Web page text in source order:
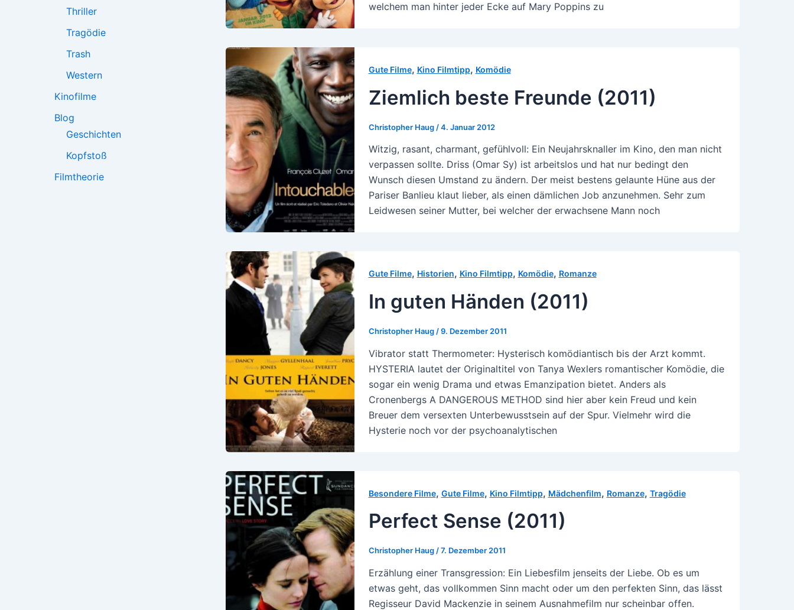
Thriller
Tragödie
Trash
Western
Kinofilme
Blog
Geschichten
Kopfstoß
Filmtheorie
welchem man hinter jeder Ecke auf Mary Poppins zu
Gute Filme, Kino Filmtipp, Komödie
Ziemlich beste Freunde (2011)
Christopher Haug /4. Januar 2012
Witzig, rasant, charmant, gefühlvoll: Ein Neujahrsknaller im Kino, den man nicht
verpassen sollte. Driss (Omar Sy) ist arbeitslos und hat nur bedingt den
Wunsch diesen Umstand zu ändern. Der meist bestens gelaunte Hüne aus der
Pariser Banlieu klaut lieber, als einen dämlichen Job anzunehmen. Sehr zum
Leidwesen seiner Mutter, bei welcher der erwachsene Mann noch
Gute Filme, Historien, Kino Filmtipp, Komödie, Romanze
In guten Händen (2011)
Christopher Haug /9. Dezember 2011
Vibrator statt Thermometer: Hysterisch komödiantisch bis der Arzt kommt.
HYSTERIA lautet der Originaltitel von Tanya Wexlers romantischer Komödie, die
sogar ein wenig Drama und etwas Emanzipation bietet. Anders als
Cronenbergs A DANGEROUS METHOD sind hier aber kein Freud und kein
Breuer dem versexten Unterbewusstsein auf der Spur. Vielmehr wird die
Hysterie noch vor der psychoanalytischen
Besondere Filme, Gute Filme, Kino Filmtipp, Mädchenfilm, Romanze, Tragödie
Perfect Sense (2011)
Christopher Haug /7. Dezember 2011
Erzählung einer Transgression: Ein Liebesfilm jenseits der Liebe. Ob es um
etwas geht, das vollkommen Sinn macht oder um den perfekten Sinn, das lässt
Regisseur David Mackenzie in seinem Ausnahmefilm nur scheinbar offen.